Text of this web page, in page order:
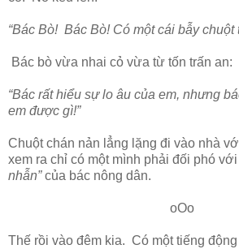
“Bác Bò! Bác Bò! Có một cái bẫy chuột
Bác bò vừa nhai cỏ vừa từ tốn trấn an:
“Bác rất hiểu sự lo âu của em, nhưng
em được gì!”
Chuột chán nản lẳng lặng đi vào nhà
xem ra chỉ có một mình phải đối phó
nhẫn”của bác nông dân.
oOo
Thế rồi vào đêm kia. Có một tiếng